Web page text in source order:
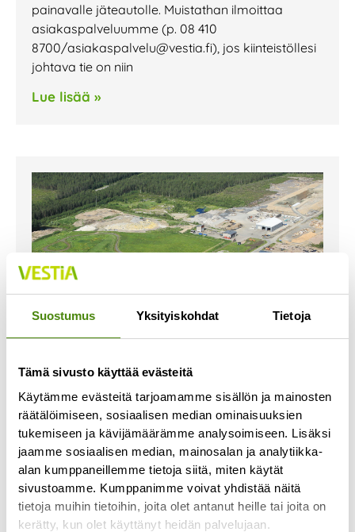
Suostumus Yksityiskohdat Tietoja
Tämä sivusto käyttää evästeitä
Käytämme evästeitä tarjoamamme sisällön ja mainosten
räätälöimiseen, sosiaalisen median ominaisuuksien
tukemiseen ja kävijämäärämme analysoimiseen. Lisäksi
jaamme sosiaalisen median, mainosalan ja analytiikka-
alan kumppaneillemme tietoja siitä, miten käytät
sivustoamme. Kumppanimme voivat yhdistää näitä
tietoja muihin tietoihin, joita olet antanut heille tai joita on
kerätty, kun olet käyttänyt heidän palvelujaan.
painavalle jäteautolle. Muistathan ilmoittaa
asiakaspalveluumme (p. 08 410
8700/asiakaspalvelu@vestia.fi), jos kiinteistöllesi
johtava tie on niin
Lue lisää »
Jätekeskukselta tulevan
veden määrää rajoitettiin
viemäriverkkoon
16.4.2024
Ylivieskan kaupungilta tuli Vestialle pyyntö
perjantaina 12.4. rajoittaa jätekeskukselta